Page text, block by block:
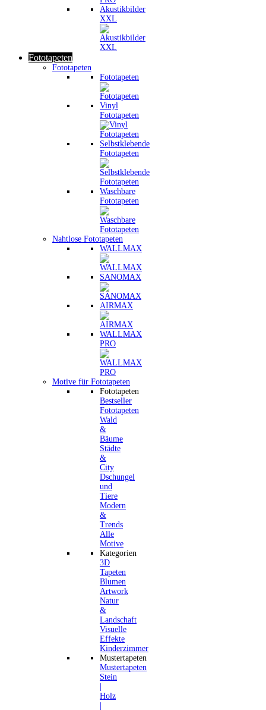
Akustikbilder
XXL
Fototapeten
Fototapeten
Fototapeten
Vinyl
Fototapeten
Selbstklebende
Fototapeten
Waschbare
Fototapeten
Nahtlose Fototapeten
WALLMAX
SANOMAX
AIRMAX
WALLMAX
PRO
Motive für Fototapeten
Fototapeten
Bestseller
Fototapeten
Wald
&
Bäume
Städte
&
City
Dschungel
und
Tiere
Modern
&
Trends
Alle
Motive
Kategorien
3D
Tapeten
Blumen
Artwork
Natur
&
Landschaft
Visuelle
Effekte
Kinderzimmer
Mustertapeten
Mustertapeten
Stein
Holz